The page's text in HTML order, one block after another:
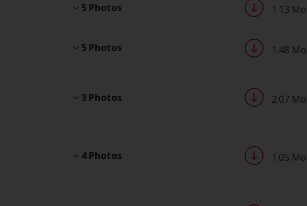
5 Photos 1.13 Mo
5 Photos 1.48 Mo
3 Photos 2.07 Mo
4 Photos 1.05 Mo